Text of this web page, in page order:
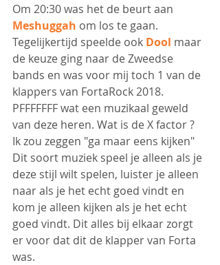
Om 20:30 was het de beurt aan
Meshuggah om los te gaan.
Tegelijkertijd speelde ook Dool maar
de keuze ging naar de Zweedse
bands en was voor mij toch 1 van de
klappers van FortaRock 2018.
PFFFFFFF wat een muzikaal geweld
van deze heren. Wat is de X factor ?
Ik zou zeggen "ga maar eens kijken"
Dit soort muziek speel je alleen als je
deze stijl wilt spelen, luister je alleen
naar als je het echt goed vindt en
kom je alleen kijken als je het echt
goed vindt. Dit alles bij elkaar zorgt
er voor dat dit de klapper van Forta
was.